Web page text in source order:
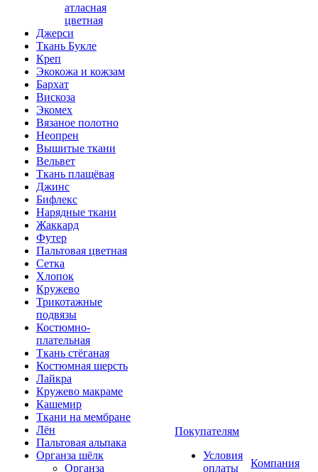
атласная
цветная
Джерси
Ткань Букле
Креп
Экокожа и кожзам
Бархат
Вискоза
Экомех
Вязаное полотно
Неопрен
Вышитые ткани
Вельвет
Ткань плащёвая
Джинс
Бифлекс
Нарядные ткани
Жаккард
Футер
Пальтовая цветная
Сетка
Хлопок
Кружево
Трикотажные
подвязы
Костюмно-
плательная
Ткань стёганая
Костюмная шерсть
Лайкра
Кружево макраме
Кашемир
Ткани на мембране
Лён
Пальтовая альпака
Органза шёлк
Органза
Покупателям
Условия
оплаты
Компания